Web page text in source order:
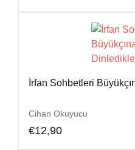
İrfan Sohbetleri
Cihan Okuyucu
€12,90